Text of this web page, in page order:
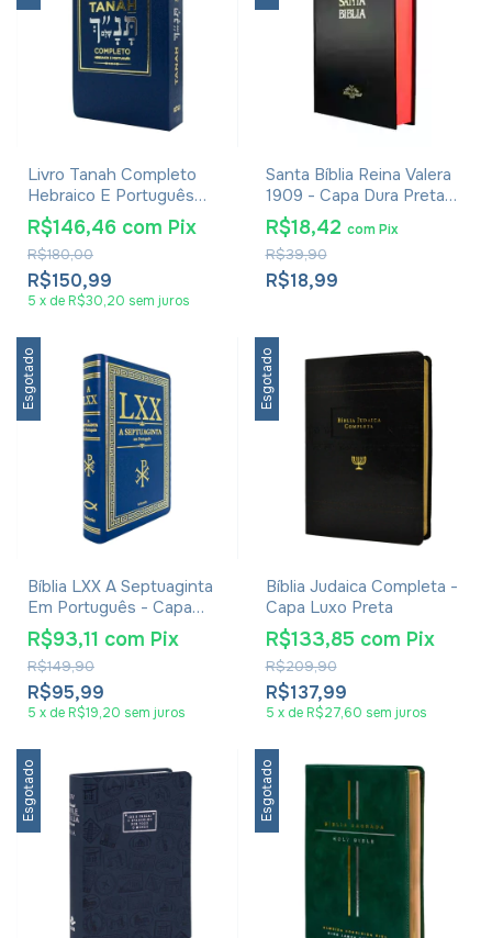
Livro Tanah Completo
Hebraico E Português
Azul
R$150,99
R$180,00
R$146,46 com Pix
5 x de R$30,20 sem juros
Santa Bíblia Reina Valera
1909 - Capa Dura Preta
Espanhol
R$18,99
R$39,90
R$18,42 com Pix
Esgotado
Bíblia LXX A Septuaginta
Em Português - Capa
Dura Azul
R$95,99
R$149,90
R$93,11 com Pix
5 x de R$19,20 sem juros
Esgotado
Bíblia Judaica Completa -
Capa Luxo Preta
R$137,99
R$209,90
R$133,85 com Pix
5 x de R$27,60 sem juros
Esgotado Esgotado